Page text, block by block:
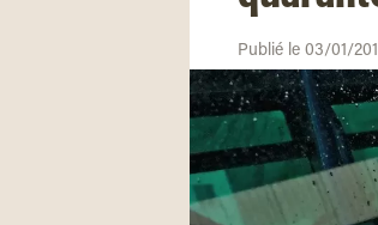
Publié le 03/01/